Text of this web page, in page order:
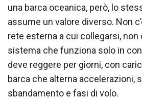
una barca oceanica, però, lo
assume un valore diverso. Non
rete esterna a cui collegarsi, non
sistema che funziona solo in
deve reggere per giorni, con
barca che alterna accelerazioni,
sbandamento e fasi di volo.